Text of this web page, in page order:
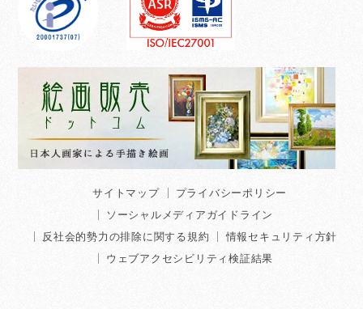
サイトマップ
プライバシーポリシー
ソーシャルメディアガイドライン
反社会的勢力の排除に関する規約
情報セキュリティ方針
ウェブアクセシビリティ検証結果